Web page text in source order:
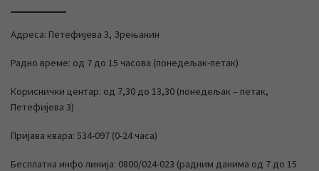
Адреса: Петефијева 3, Зрењанин
Радно време: од 7 до 15 часова (понедељак-петак)
Кориснички центар: од 7,30 до 13,30 (понедељак – петак,
Петефијева 3)
Пријава квара: 534-097 (0-24 часа)
Бесплатна инфо линија: 0800/024-023 (радним данима од 7 до 15